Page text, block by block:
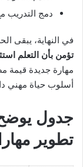
دمج التدريب
في النهاية، يبقى
تؤمن بأن التعلم
مهارة جديدة قيمة
أسلوب حياة مهني
جدول يوضح
تطوير